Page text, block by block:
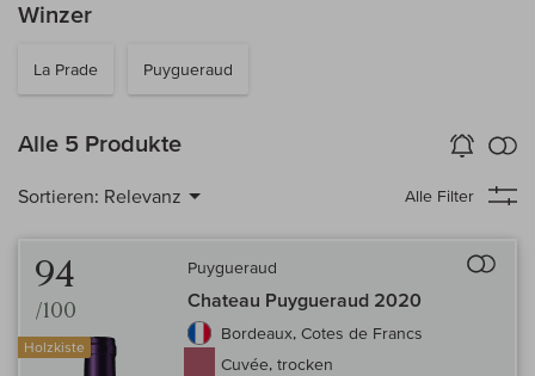
Winzer
La Prade Puygueraud
Alle 5 Produkte Wein-Alarm
aktivieren
Sortieren: Relevanz Alle Filter
94
/100
Holzkiste
Puygueraud
Chateau Puygueraud 2020
Bordeaux, Cotes de Francs
Cuvée, trocken